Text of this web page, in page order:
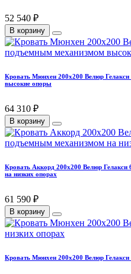
52 540 ₽
В корзину
Кровать Мюнхен 200х200 Велюр
высокие опоры
64 310 ₽
В корзину
Кровать Аккорд 200х200 Велюр
на низких опорах
61 590 ₽
В корзину
Кровать Мюнхен 200х200 Велюр